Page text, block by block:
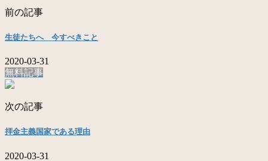
前の記事
生徒たちへ 今すべきこと
2020-03-31
無料記事
次の記事
拝金主義国家である理由
2020-03-31